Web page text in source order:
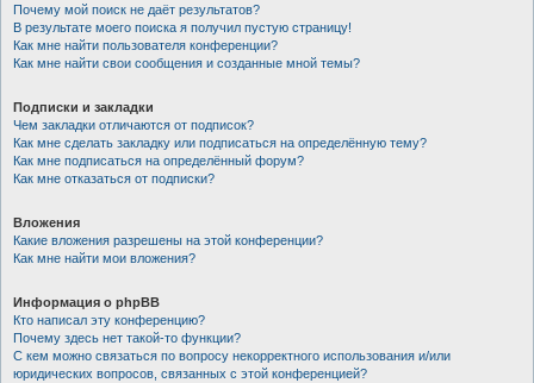
Почему мой поиск не даёт результатов?
В результате моего поиска я получил пустую страницу!
Как мне найти пользователя конференции?
Как мне найти свои сообщения и созданные мной темы?
Подписки и закладки
Чем закладки отличаются от подписок?
Как мне сделать закладку или подписаться на определённую тему?
Как мне подписаться на определённый форум?
Как мне отказаться от подписки?
Вложения
Какие вложения разрешены на этой конференции?
Как мне найти мои вложения?
Информация о phpBB
Кто написал эту конференцию?
Почему здесь нет такой-то функции?
С кем можно связаться по вопросу некорректного использования и/или
юридических вопросов, связанных с этой конференцией?